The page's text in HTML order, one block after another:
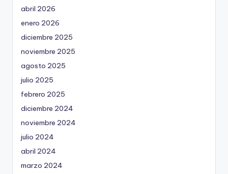
abril 2026
enero 2026
diciembre 2025
noviembre 2025
agosto 2025
julio 2025
febrero 2025
diciembre 2024
noviembre 2024
julio 2024
abril 2024
marzo 2024